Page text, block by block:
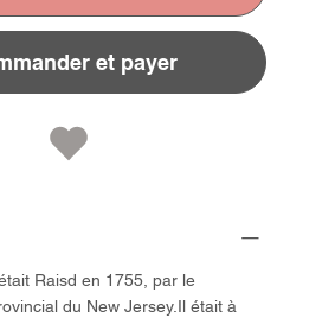
et payer
Raisd en 1755, par le
du New Jersey.Il était à